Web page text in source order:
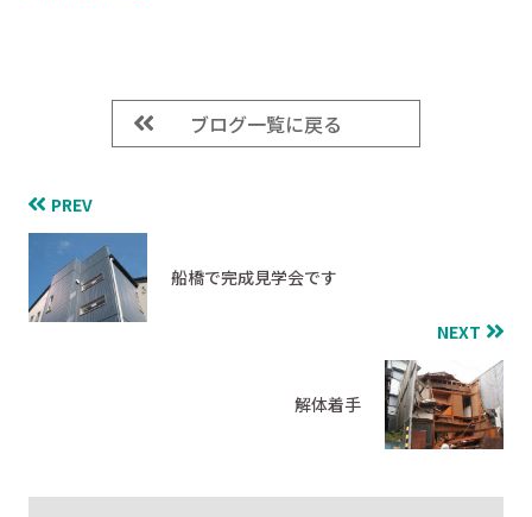
ブログ一覧に戻る
PREV
船橋で完成見学会です
NEXT
解体着手